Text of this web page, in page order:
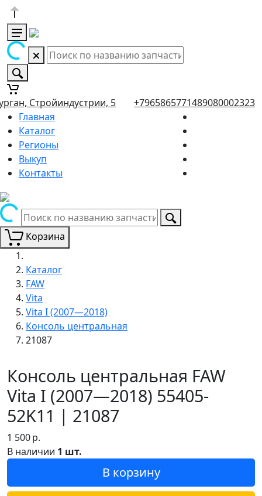
Стройиндустрии, 5 +7965865771489080002323
Главная
Каталог
Регионы
Выкуп
Контакты
Корзина
Каталог
FAW
Vita
Vita I (2007—2018)
Консоль центральная
21087
Консоль центральная FAW
Vita I (2007—2018) 55405-
52K11 | 21087
1 500р.
В наличии 1 шт.
В корзину